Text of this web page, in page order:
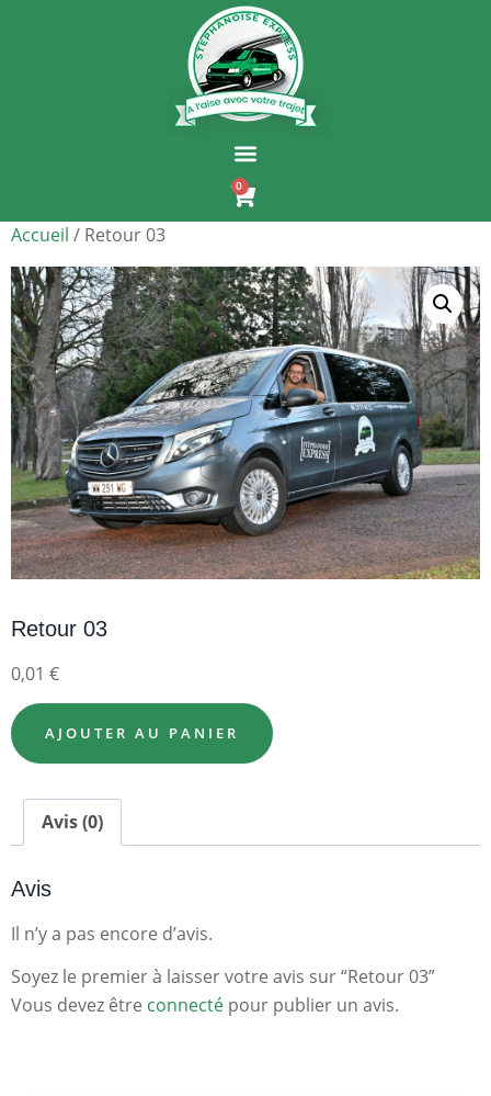
0
Accueil / Retour 03
Retour 03
0,01 €
AJOUTER AU PANIER
Avis (0)
Avis
Il n’y a pas encore d’avis.
Soyez le premier à laisser votre avis sur “Retour 03”
Vous devez être connecté pour publier un avis.